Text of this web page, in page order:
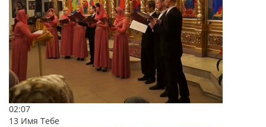
02:07
13 Имя Тебе